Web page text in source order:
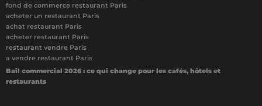
fond de commerce restaurant Paris
acheter un restaurant Paris
achat restaurant Paris
acheter restaurant Paris
restaurant vendre Paris
a vendre restaurant Paris
Bail commercial 2026 : ce qui change pour les cafés, hôtels et
restaurants